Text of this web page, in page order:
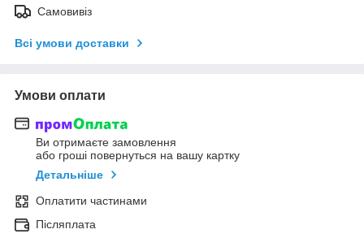
Самовивіз
Всі умови доставки
Умови оплати
Ви отримаєте замовлення
або гроші повернуться на вашу картку
Детальніше
Оплатити частинами
Післяплата